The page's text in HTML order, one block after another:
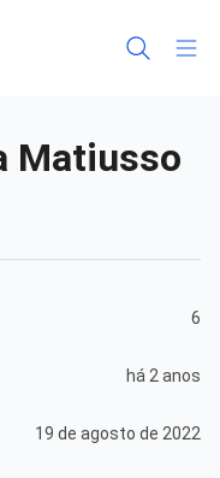
Matiusso
6
há 2 anos
19 de agosto de 2022